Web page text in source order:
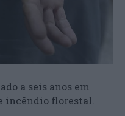
a seis anos em
incêndio florestal.